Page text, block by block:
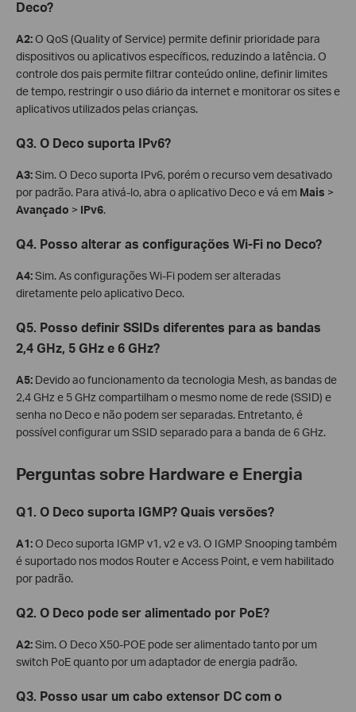
Deco?
A2:O QoS (Quality of Service) permite definir prioridade para
dispositivos ou aplicativos específicos, reduzindo a latência. O
controle dos pais permite filtrar conteúdo online, definir limites
de tempo, restringir o uso diário da internet e monitorar os sites e
aplicativos utilizados pelas crianças.
Q3. O Deco suporta IPv6?
A3:Sim. O Deco suporta IPv6, porém o recurso vem desativado
por padrão. Para ativá-lo, abra o aplicativo Deco e vá em Mais >
Avançado > IPv6.
Q4. Posso alterar as configurações Wi-Fi no Deco?
A4:Sim. As configurações Wi-Fi podem ser alteradas
diretamente pelo aplicativo Deco.
Q5. Posso definir SSIDs diferentes para as bandas
2,4 GHz, 5 GHz e 6 GHz?
A5: Devido ao funcionamento da tecnologia Mesh, as bandas de
2,4 GHz e 5 GHz compartilham o mesmo nome de rede (SSID) e
senha no Deco e não podem ser separadas. Entretanto, é
possível configurar um SSID separado para a banda de 6 GHz.
Perguntas sobre Hardware e Energia
Q1. O Deco suporta IGMP? Quais versões?
A1:O Deco suporta IGMP v1, v2 e v3. O IGMP Snooping também
é suportado nos modos Router e Access Point, e vem habilitado
por padrão.
Q2. O Deco pode ser alimentado por PoE?
A2:Sim. O Deco X50-POE pode ser alimentado tanto por um
switch PoE quanto por um adaptador de energia padrão.
Q3. Posso usar um cabo extensor DC com o